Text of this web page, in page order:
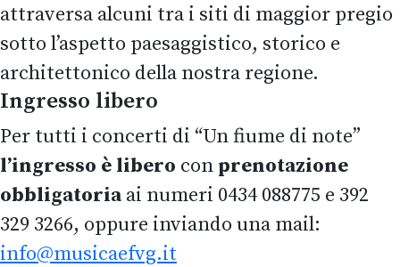
attraversa alcuni tra i siti di maggior pregio
sotto l’aspetto paesaggistico, storico e
architettonico della nostra regione.
Ingresso libero
Per tutti i concerti di “Un fiume di note”
l’ingresso è libero con prenotazione
obbligatoriaai numeri 0434 088775 e 392
329 3266, oppure inviando una mail:
info@musicaefvg.it